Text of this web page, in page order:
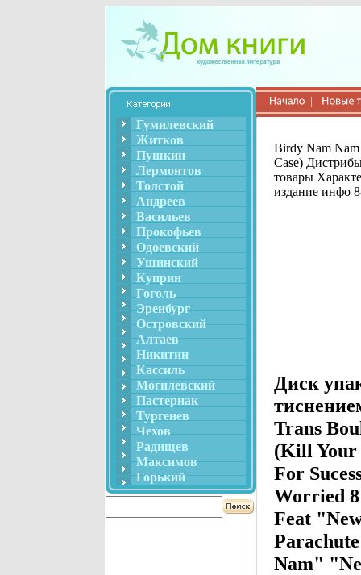
Гумилевский
Житков
Пушкин
Лермонтов
Толстой
Андреев
Васильев
Прокофьев
Одоевский
Ушинский
Куприн
Гоголь
Эренбург
Островский
Алтаев
Никитин
Кассиль
Могилевский
Пастернак
Тургенев
Чехов
Радищев
Максимов
Горький
Birdy Nam
Case)
товары
издание инфо
Диск
Trans
(Kill Your
For
Worried 8
Feat
Nam"